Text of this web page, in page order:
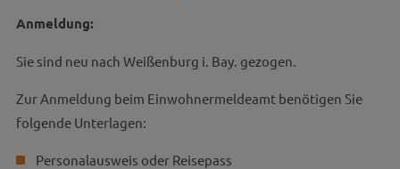
Anmeldung:
Sie sind neu nach Weißenburg i. Bay. gezogen.
Zur Anmeldung beim Einwohnermeldeamt benötigen Sie
folgende Unterlagen:
Personalausweis oder Reisepass